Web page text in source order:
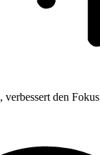
den Fokus